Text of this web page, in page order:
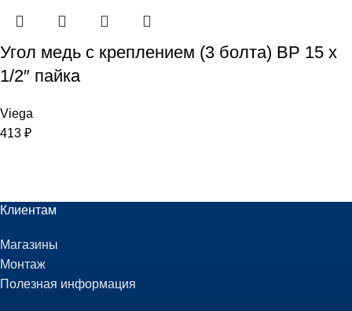
Угол медь с креплением (3 болта) ВР 15 х
1/2″ пайка
Viega
413 ₽
Клиентам
Магазины
Монтаж
Полезная информация